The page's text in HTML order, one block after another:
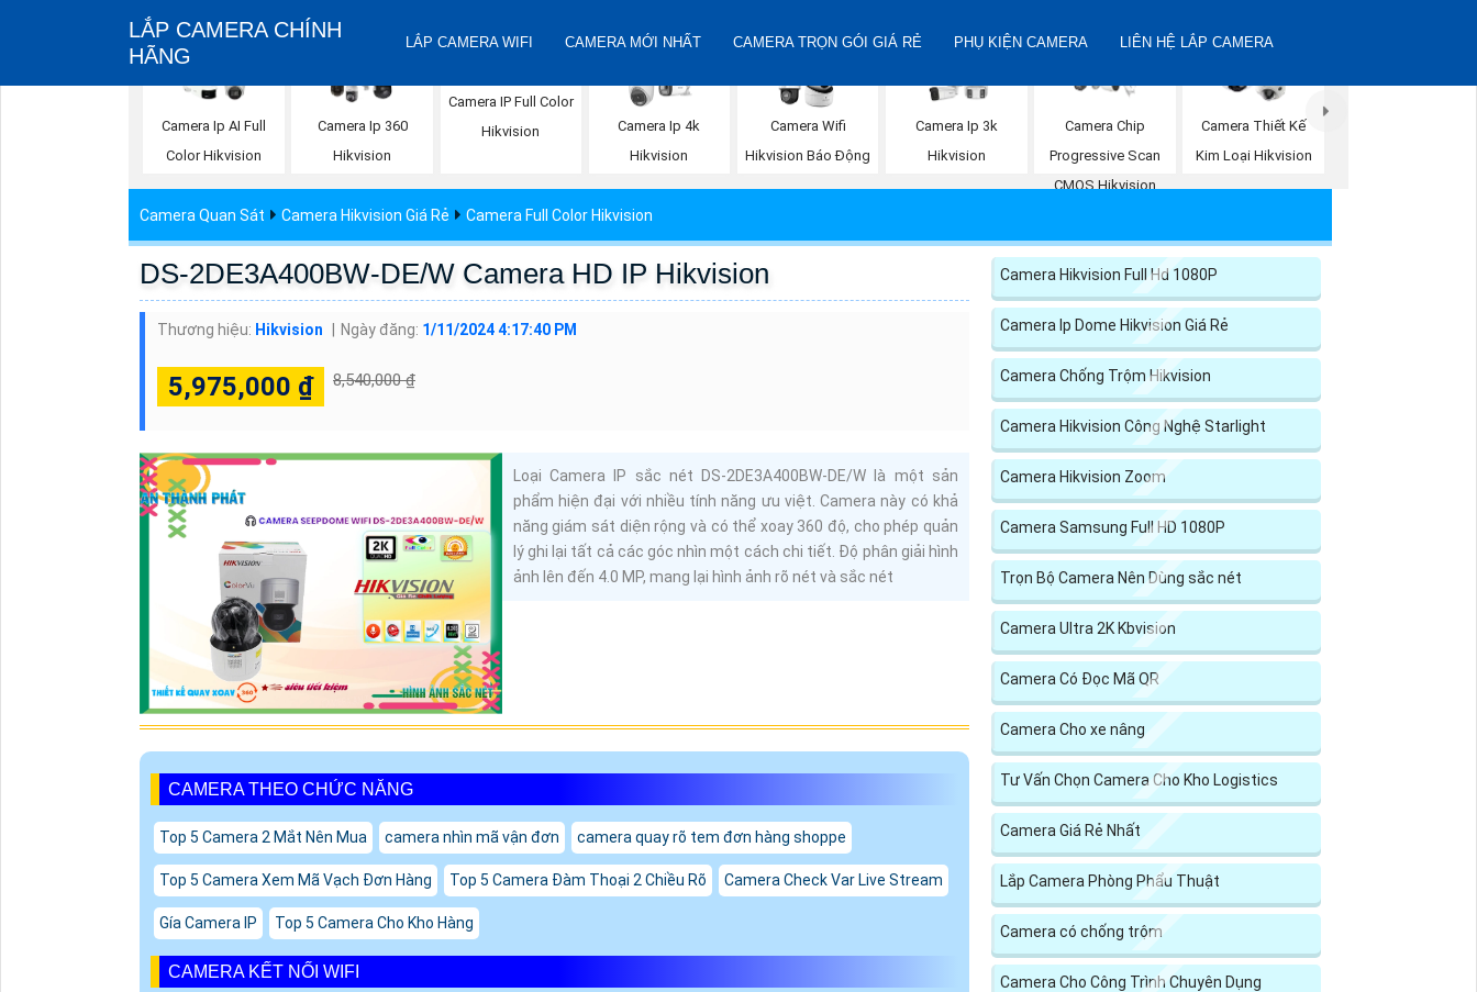
LẮP CAMERA CHÍNH
HÃNG
LẮP CAMERA WIFI CAMERA MỚI NHẤT CAMERA TRỌN GÓI GIÁ RẺ PHỤ KIỆN CAMERA LIÊN HỆ LẮP CAMERA
Camera Ip AI Full
Color Hikvision
Camera Ip 360
Hikvision
Camera IP Full Color
Hikvision
Camera Ip 4k
Hikvision
Camera Wifi
Hikvision Báo Động
Camera Ip 3k
Hikvision
Camera Chip
Progressive Scan
CMOS Hikvision
Camera Thiết Kế
Kim Loại Hikvision
Camera Quan Sát Camera Hikvision Giá Rẻ Camera Full Color Hikvision
DS-2DE3A400BW-DE/W Camera HD IP Hikvision
Thương hiệu: Hikvision Ngày đăng: 1/11/2024 4:17:40 PM
5,975,000 ₫ 8,540,000 ₫
Loại Camera IP sắc nét DS-2DE3A400BW-DE/W là một sản
phẩm hiện đại với nhiều tính năng ưu việt. Camera này có khả
năng giám sát diện rộng và có thể xoay 360 độ, cho phép quản
lý ghi lại tất cả các góc nhìn một cách chi tiết. Độ phân giải hình
ảnh lên đến 4.0 MP, mang lại hình ảnh rõ nét và sắc nét
CAMERA THEO CHỨC NĂNG
Top 5 Camera 2 Mắt Nên Mua camera nhìn mã vận đơn camera quay rõ tem đơn hàng shoppe
Top 5 Camera Xem Mã Vạch Đơn Hàng Top 5 Camera Đàm Thoại 2 Chiều Rõ Camera Check Var Live Stream
Gía Camera IP Top 5 Camera Cho Kho Hàng
CAMERA KẾT NỐI WIFI
Camera Hikvision Full Hd 1080P
Camera Ip Dome Hikvision Giá Rẻ
Camera Chống Trộm Hikvision
Camera Hikvision Công Nghệ Starlight
Camera Hikvision Zoom
Camera Samsung Full HD 1080P
Trọn Bộ Camera Nên Dùng sắc nét
Camera Ultra 2K Kbvision
Camera Có Đọc Mã QR
Camera Cho xe nâng
Tư Vấn Chọn Camera Cho Kho Logistics
Camera Giá Rẻ Nhất
Lắp Camera Phòng Phẩu Thuật
Camera có chống trộm
Camera Cho Công Trình Chuyên Dụng